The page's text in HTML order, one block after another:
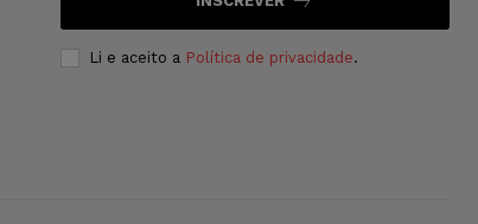
Li e aceito a Política de privacidade.